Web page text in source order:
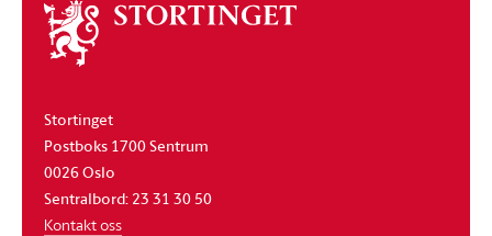
Om
stortinget
Stortinget
Postboks 1700 Sentrum
0026 Oslo
Sentralbord: 23 31 30 50
Kontakt oss